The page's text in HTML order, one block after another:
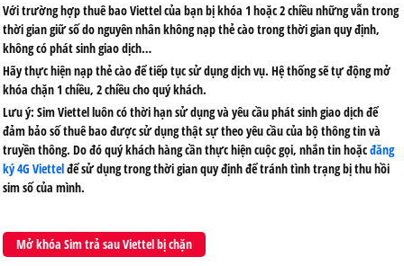
Với trường hợp thuê bao Viettel của bạn bị khóa 1 hoặc 2 chiều những vẫn trong
thời gian giữ số do nguyên nhân không nạp thẻ cào trong thời gian quy định,
không có phát sinh giao dịch…
Hãy thực hiện nạp thẻ cào để tiếp tục sử dụng dịch vụ. Hệ thống sẽ tự động mở
khóa chặn 1 chiều, 2 chiều cho quý khách.
Lưu ý: Sim Viettel luôn có thời hạn sử dụng và yêu cầu phát sinh giao dịch để
đảm bảo số thuê bao được sử dụng thật sự theo yêu cầu của bộ thông tin và
truyền thông. Do đó quý khách hàng cần thực hiện cuộc gọi, nhắn tin hoặcđăng
ký 4G Viettelđể sử dụng trong thời gian quy định để tránh tình trạng bị thu hồi
sim số của mình.
Mở khóa Sim trả sau Viettel bị chặn